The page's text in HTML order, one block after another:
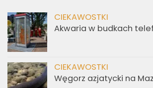
CIEKAWOSTKI
Akwaria w budkach
CIEKAWOSTKI
Węgorz azjatycki na